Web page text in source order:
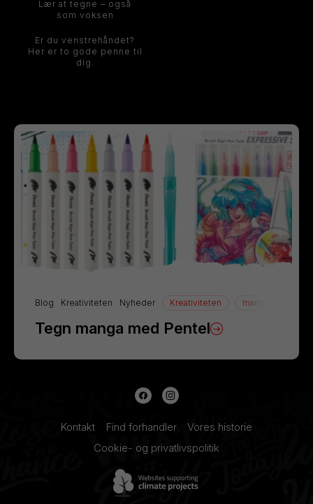
Blog Kreativiteten Nyheder Kreativiteten manga
Tegn manga med Pentel
Lær at tegne – også
som voksen
Er du venstrehåndet?
Her er to gode penne til
dig.
Kontakt Find forhandler
Vores historie
Cookie- og privatlivspolitik